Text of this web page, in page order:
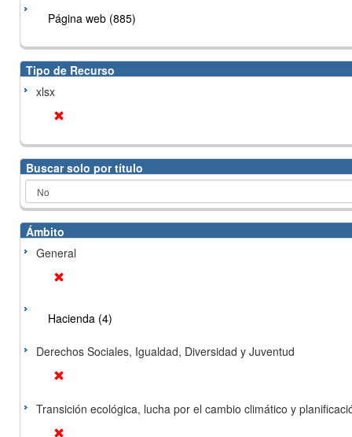
Página web (885)
Tipo de Recurso
xlsx
Buscar solo por título
Ámbito
General
Hacienda (4)
Derechos Sociales, Igualdad, Diversidad y Juventud
Transición ecológica, lucha por el cambio climático y